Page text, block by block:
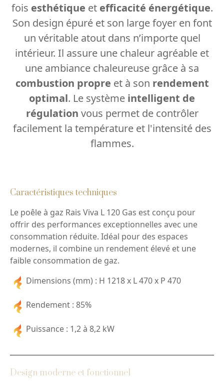
fois esthétique et efficacité énergétique.
Son design épuré et son large foyer en font
un véritable atout dans n’importe quel
intérieur. Il assure une chaleur agréable et
une ambiance chaleureuse grâce à sa
combustion propre et à son rendement
optimal. Le système intelligent de
régulation vous permet de contrôler
facilement la température et l'intensité des
flammes.
Caractéristiques techniques
Le poêle à gaz Rais Viva L 120 Gas est conçu pour
offrir des performances exceptionnelles avec une
consommation réduite. Idéal pour des espaces
modernes, il combine un rendement élevé et une
faible consommation de gaz.
Dimensions (mm) : H 1218 x L 470 x P 470
Rendement : 85%
Puissance : 1,2 à 8,2 kW
Design moderne et fonctionnel